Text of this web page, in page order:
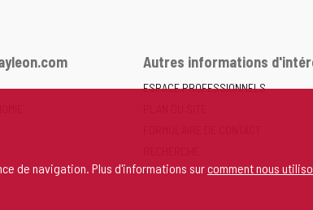
de navigation. Plus d'informations surcomment nous
Autres informations
ESPACE PROFESSIONNELS